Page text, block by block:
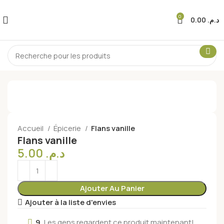
0 د.م.
Accueil Épicerie Flans vanille
Flans vanille
د.م.
Ajouter Au Panier
Ajouter à la liste d'envies